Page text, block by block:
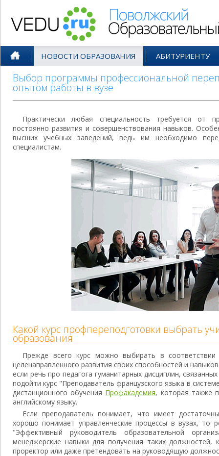
НОВОСТИ ОБРАЗОВАНИЯ АБИТУРИЕНТУ
Выбор программы профессиональной
опытом работы в вузе
Практически любая специальность требуется от
постоянно развития и совершенствования навыков.
высших учебных заведений, ведь им необходимо
специалистам.
Какой курс профпереподготовки выбрать
образования
Прежде всего курс можно выбирать в соответствии
целенаправленного развития своих способностей и
если речь про педагога гуманитарных дисциплин,
подойти курс "Преподаватель французского языка в
дистанционного обучения Профакадемия, которая также
английскому языку.
Если преподаватель понимает, что имеет
хорошо понимает управленческие процессы в вузах, то
"Эффективный руководитель образовательной
менеджерские навыки для получения таких должностей,
проректор или даже претендовать на руководящую